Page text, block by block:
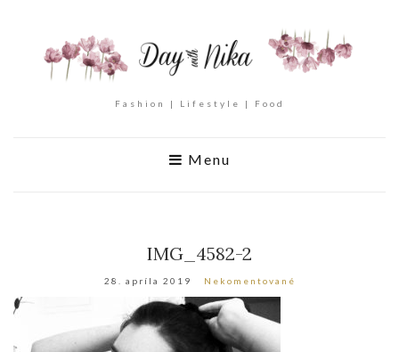
Fashion | Lifestyle | Food
Menu
IMG_4582-2
28. apríla 2019 Nekomentované